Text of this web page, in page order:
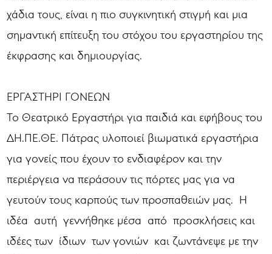
χάδια τους, είναι η πιο συγκινητική στιγμή και μια
σημαντική επίτευξη του στόχου του εργαστηρίου της
έκφρασης και δημιουργίας.
ΕΡΓΑΣΤΗΡΙ ΓΟΝΕΩΝ
To Θεατρικό Εργαστήρι για παιδιά και εφήβους του
ΔΗ.ΠΕ.ΘΕ. Πάτρας υλοποιεί βιωματικά εργαστήρια
για γονείς που έχουν το ενδιαφέρον και την
περιέργεια να περάσουν τις πόρτες μας για να
γευτούν τους καρπούς των προσπαθειών μας. Η
ιδέα αυτή γεννήθηκε μέσα από προσκλήσεις και
ιδέες των ίδιων των γονιών και ζωντάνεψε με την